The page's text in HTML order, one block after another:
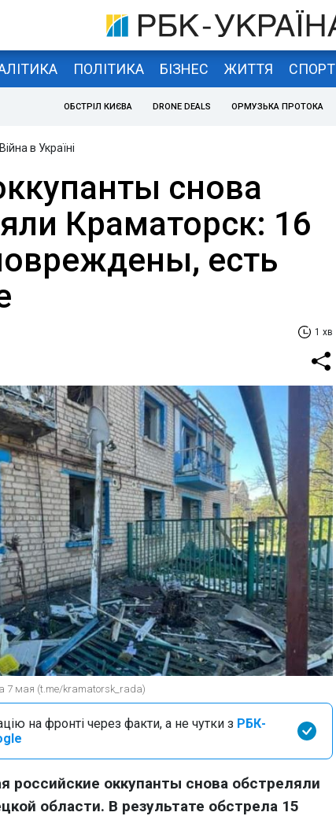
ПОЛІТИКА БІЗНЕС ЖИТТЯ СПОРТ
ОБСТРІЛ КИЄВА DRONE DEALS ОРМУЗЬКА ПРОТОКА
Війна в Україні
снова
Краматорск: 16
есть
1 хв
7 мая (t.me/kramatorsk_rada)
на фронті через факти, а не чутки з РБК-
российские оккупанты снова обстреляли
области. В результате обстрела 15